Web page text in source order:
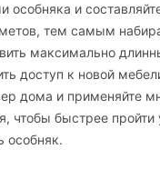
особняка и
тем самым
максимально
доступ к новой
дома и применяйте
чтобы быстрее пройти
особняк.